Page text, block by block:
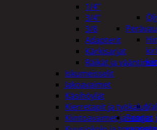
Rengas
1/4"
3/4"
3/8
Adapterit
Kärkisarjat
Räikät ja vääntimet
Iskumeisselit
Jakoavaimet
Käsihöylät
Kierretapit ja työkalut
Kiintoavaimet ja -sarjat